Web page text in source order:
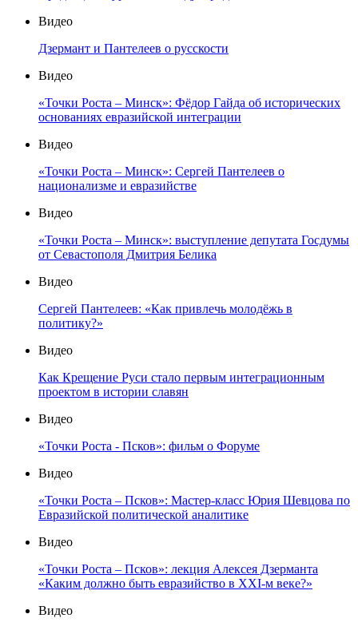
Видео
Дзермант и Пантелеев о русскости
Видео
«Точки Роста – Минск»: Фёдор Гайда об исторических
основаниях евразийской интеграции
Видео
«Точки Роста – Минск»: Сергей Пантелеев о
национализме и евразийстве
Видео
«Точки Роста – Минск»: выступление депутата Госдумы
от Севастополя Дмитрия Белика
Видео
Сергей Пантелеев: «Как привлечь молодёжь в
политику?»
Видео
Как Крещение Руси стало первым интеграционным
проектом в истории славян
Видео
«Точки Роста - Псков»: фильм о Форуме
Видео
«Точки Роста – Псков»: Мастер-класс Юрия Шевцова по
Евразийской политической аналитике
Видео
«Точки Роста – Псков»: лекция Алексея Дзерманта
«Каким должно быть евразийство в XXI-м веке?»
Видео